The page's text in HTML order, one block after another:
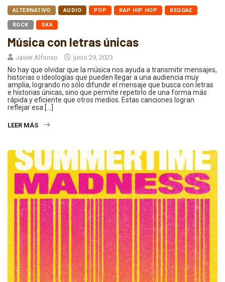
ALTERNATIVO AUDIO POP RAP HIP HOP REGGAE
ROCK SKA
Música con letras únicas
Javier Alfonso junio 29, 2023
No hay que olvidar que la música nos ayuda a transmitir mensajes,
historias o ideologías que pueden llegar a una audiencia muy
amplia, logrando no sólo difundir el mensaje que busca con letras
e historias únicas, sino que permite repetirlo de una forma más
rápida y eficiente que otros medios. Estas canciones logran
reflejar esa […]
LEER MÁS